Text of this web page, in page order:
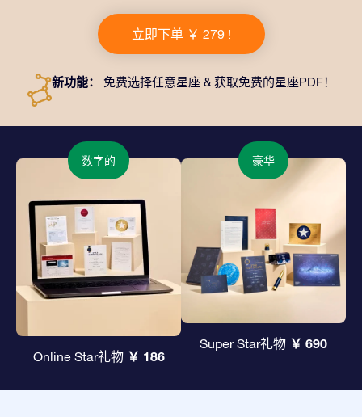
一个精美的信封、寄往您的收货地址的个性化文档、电子
文件以及免费应用程序。这是一种向亲友赠送永恒礼物的
神奇方式。
立即下单 ￥ 279 !
新功能： 免费选择任意星座 & 获取免费的星座PDF！
数字的
Online Star礼物 ￥ 186
豪华
Super Star礼物 ￥ 690